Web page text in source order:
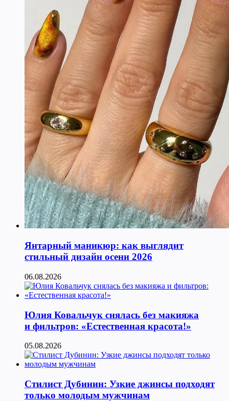
Янтарный маникюр: как выглядит
стильный дизайн осени 2026
06.08.2026
Юлия Ковальчук снялась без макияжа
и фильтров: «Естественная красота!»
05.08.2026
Стилист Дубинин: Узкие джинсы подходят
только молодым мужчинам